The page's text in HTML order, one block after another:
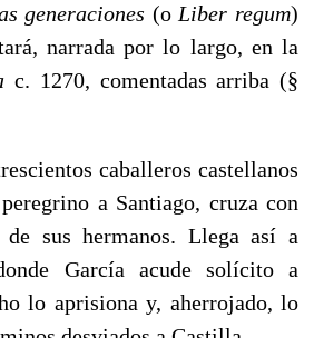
generaciones (o Liber regum)
narrada por lo largo, en la
c. 1270, comentadas arriba (§
caballeros castellanos
a Santiago, cruza con
sus hermanos. Llega así a
García acude solícito a
lo aprisiona y, aherrojado, lo